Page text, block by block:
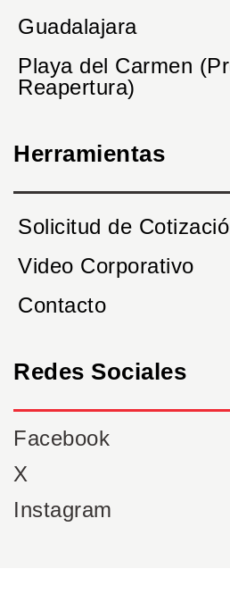
Guadalajara
Playa del Carmen
Reapertura)
Herramientas
Solicitud de
Video Corporativo
Contacto
Redes Sociales
Facebook
X
Instagram